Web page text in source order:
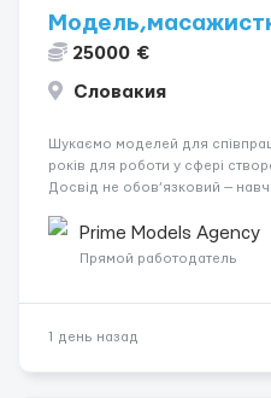
25000 €
Словакия
Шукаємо моделей для
років для роботи у сфері
Досвід не обов’язковий —
конфіденційність і
поважаємо особ...
Prime Models Agency
Прямой работодатель
1 день назад